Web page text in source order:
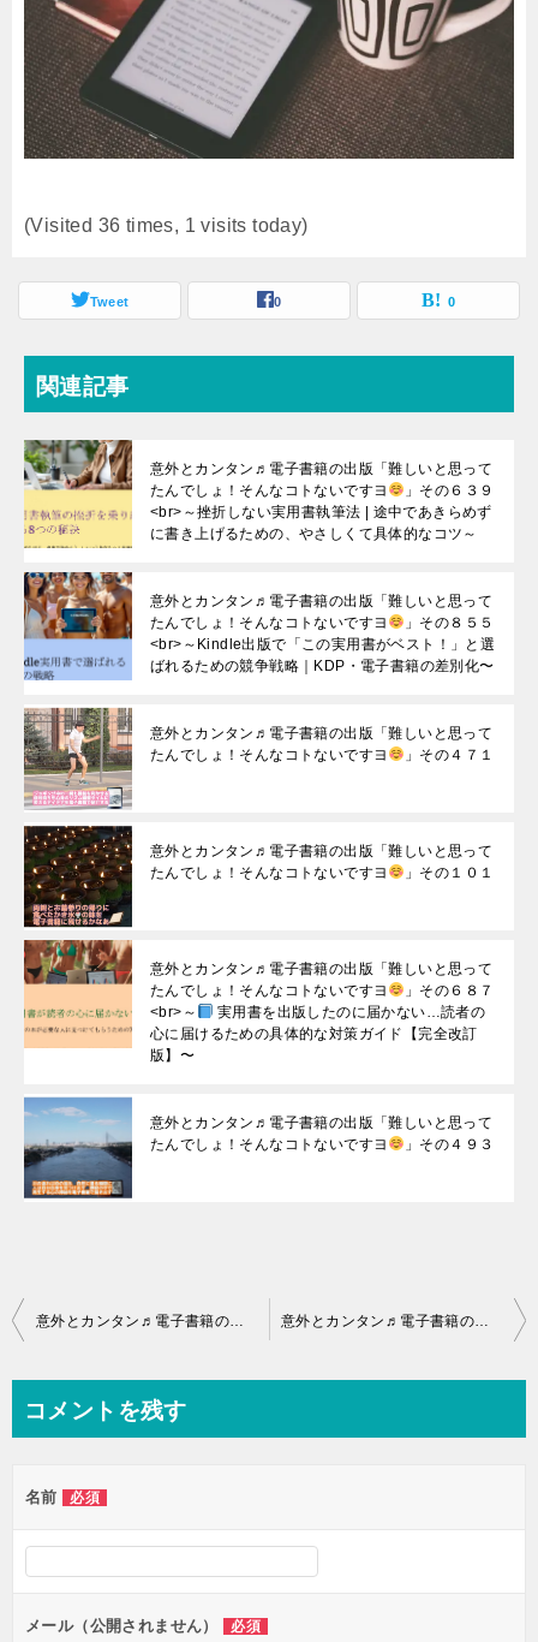
(Visited 36 times, 1 visits today)
Tweet 0 0
関連記事
意外とカンタン♬電子書籍の出版「難しいと思って
たんでしょ！そんなコトないですヨ
」その６３９
<br>～挫折しない実用書執筆法 | 途中であきらめず
に書き上げるための、やさしくて具体的なコツ～
意外とカンタン♬電子書籍の出版「難しいと思って
たんでしょ！そんなコトないですヨ
」その８５５
<br>～Kindle出版で「この実用書がベスト！」と選
ばれるための競争戦略｜KDP・電子書籍の差別化〜
意外とカンタン♬電子書籍の出版「難しいと思って
たんでしょ！そんなコトないですヨ
」その４７１
意外とカンタン♬電子書籍の出版「難しいと思って
たんでしょ！そんなコトないですヨ
」その１０１
意外とカンタン♬電子書籍の出版「難しいと思って
たんでしょ！そんなコトないですヨ
」その６８７
<br>～
実用書を出版したのに届かない…読者の
心に届けるための具体的な対策ガイド【完全改訂
版】〜
意外とカンタン♬電子書籍の出版「難しいと思って
たんでしょ！そんなコトないですヨ
」その４９３
投
ビ
ー
シ
ン
意外とカンタン♬電子書籍の出版「難しいと思ってたんでしょ！そんなコトないですヨ 意外とカンタン♬電子書籍の出版「難しいと思ってたんでしょ！そんなコトないですヨ
コメントを残す
名前 必須
メール（公開されません） 必須